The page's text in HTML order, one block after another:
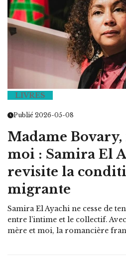
LIVRES
Publié 2026-05-08
Madame
moi : Samira El
revisite la
migrante
Samira El Ayachi ne cesse de
entre l’intime et le collectif.
mère et moi, la romancière